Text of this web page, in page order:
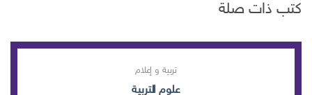
كتب ذات صلة
تربية و إعلام
علوم التربية